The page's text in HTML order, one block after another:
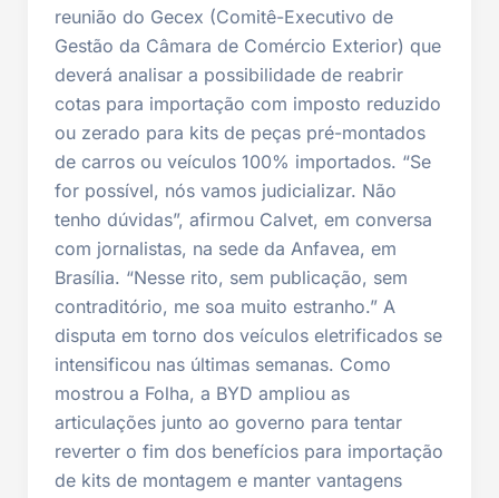
reunião do Gecex (Comitê-Executivo de
Gestão da Câmara de Comércio Exterior) que
deverá analisar a possibilidade de reabrir
cotas para importação com imposto reduzido
ou zerado para kits de peças pré-montados
de carros ou veículos 100% importados. “Se
for possível, nós vamos judicializar. Não
tenho dúvidas”, afirmou Calvet, em conversa
com jornalistas, na sede da Anfavea, em
Brasília. “Nesse rito, sem publicação, sem
contraditório, me soa muito estranho.” A
disputa em torno dos veículos eletrificados se
intensificou nas últimas semanas. Como
mostrou a Folha, a BYD ampliou as
articulações junto ao governo para tentar
reverter o fim dos benefícios para importação
de kits de montagem e manter vantagens